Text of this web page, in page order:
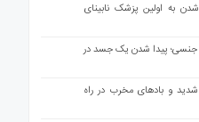
به اولین پزشک نابینای
جنسی؛ پیدا شدن یک جسد در
و بادهای مخرب در راه